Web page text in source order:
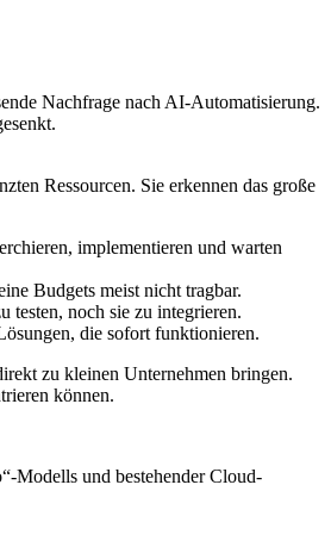
Nachfrage nach AI-Automatisierung.
Ressourcen. Sie erkennen das große
implementieren und warten
Budgets meist nicht tragbar.
testen, noch sie zu integrieren.
die sofort funktionieren.
zu kleinen Unternehmen bringen.
können.
Modells und bestehender Cloud-